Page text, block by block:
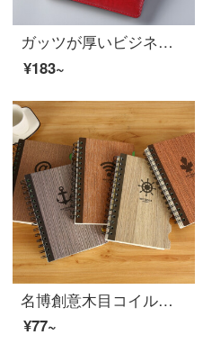
ガッツが厚いビジネス皮革本会議メモ帳文具赤い色4318 B 5/18 K
¥183~
名博創意木目コイルノート復古ノート文房具ノート125枚の図案ランダム80525 A 5（20.7*14.5 cm）
¥77~